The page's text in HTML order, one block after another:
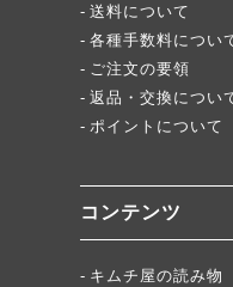
送料について
各種手数料につい
ご注文の要領
返品・交換につい
ポイントについて
コンテンツ
キムチ屋の読み物